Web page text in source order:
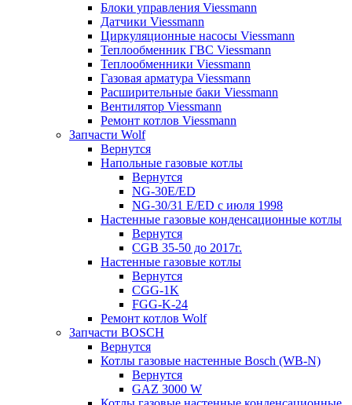
Блоки управления Viessmann
Датчики Viessmann
Циркуляционные насосы Viessmann
Теплообменник ГВС Viessmann
Теплообменники Viessmann
Газовая арматура Viessmann
Расширительные баки Viessmann
Вентилятор Viessmann
Ремонт котлов Viessmann
Запчасти Wolf
Вернутся
Напольные газовые котлы
Вернутся
NG-30E/ED
NG-30/31 E/ED с июля 1998
Настенные газовые конденсационные котлы
Вернутся
CGB 35-50 до 2017г.
Настенные газовые котлы
Вернутся
CGG-1K
FGG-K-24
Ремонт котлов Wolf
Запчасти BOSCH
Вернутся
Котлы газовые настенные Bosch (WB-N)
Вернутся
GAZ 3000 W